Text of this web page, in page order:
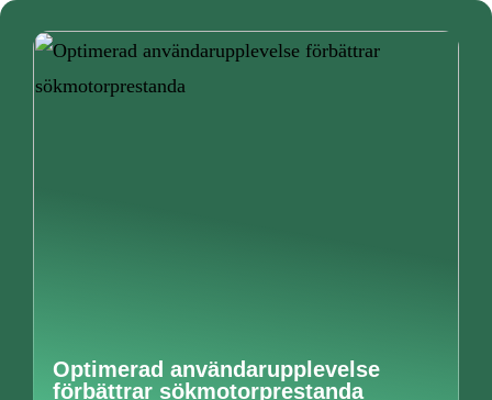
Optimerad användarupplevelse
förbättrar sökmotorprestanda